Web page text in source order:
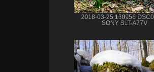
2018-03-25 130956
SONY SLT-A77V